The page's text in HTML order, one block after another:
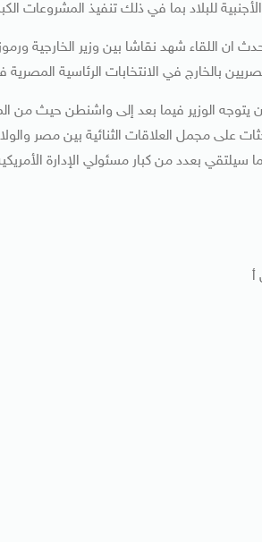
للبلاد بما في ذلك تنفيذ المشروعات
ان اللقاء شهد نقاشا بين وزير الخارجية
بالخارج في الانتخابات الرئاسية المصرية
يتوجه الوزير فيما بعد إلى واشنطن حيث من
على مجمل العلاقات الثنائية بين مصر
سيلتقي بعدد من كبار مسئولي الإدارة
أ